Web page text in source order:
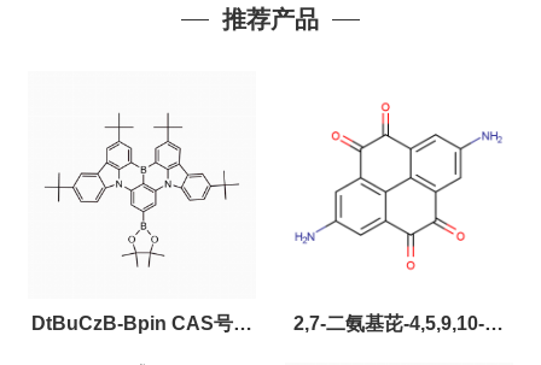
以下是公司部分现货产品，同类也均可提供，有需要
推荐产品
DtBuCzB-Bpin CAS号： 2,7-二氨基芘-4,5,9,10-四